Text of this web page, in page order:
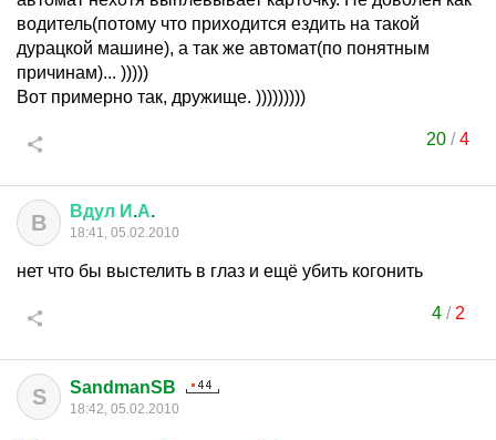
водитель(потому что приходится ездить на такой
дурацкой машине), а так же автомат(по понятным
причинам)... )))))
Вот примерно так, дружище. )))))))))
20 /4
В Вдул И .А.
18:41, 05.02.2010
нет что бы выстелить в глаз и ещё убить когонить
4/ 2
S SandmanSB
18:42, 05.02.2010